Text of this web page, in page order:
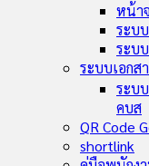
หน้า
ระบ
ระบ
ระบบเอกส
ระบ
คบส
QR Code
shortlink